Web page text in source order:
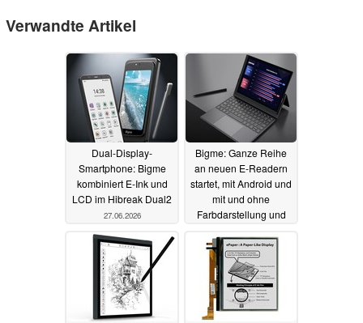
Verwandte Artikel
Dual-Display-
Smartphone: Bigme
kombiniert E‑Ink und
LCD im Hibreak Dual2
27.06.2026
Bigme: Ganze Reihe
an neuen E-Readern
startet, mit Android und
mit und ohne
Farbdarstellung und
21.12.2024